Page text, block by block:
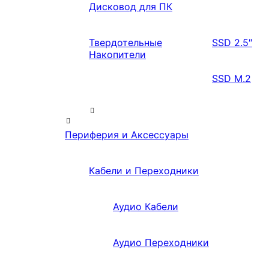
Дисковод для ПК
Твердотельные
Накопители
SSD 2.5″
SSD M.2
Периферия и Аксессуары
Кабели и Переходники
Аудио Кабели
Аудио Переходники